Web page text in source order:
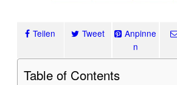
Teilen Tweet
Anpinne
n
Table of Contents